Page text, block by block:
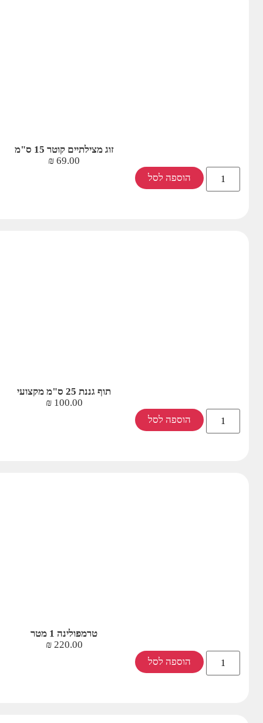
זוג מצילתיים קוטר 15 ס"מ
69.00
₪
הוספה לסל
תוף גננת 25 ס"מ מקצועי
100.00
₪
הוספה לסל
טרמפולינה 1 מטר
220.00
₪
הוספה לסל